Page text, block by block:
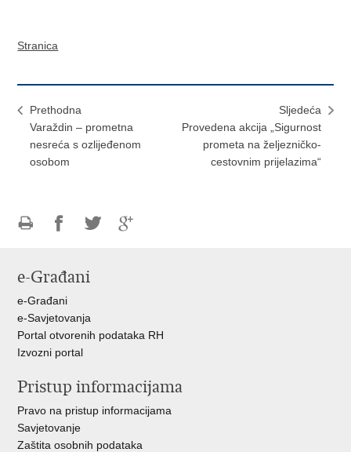
Stranica
Prethodna
Varaždin – prometna
nesreća s ozlijeđenom
osobom
Sljedeća
Provedena akcija „Sigurnost
prometa na željezničko-
cestovnim prijelazima“
FacebookuTwitteru
e-Građani
e-Građani
e-Savjetovanja
Portal otvorenih podataka RH
Izvozni portal
Pristup informacijama
Pravo na pristup informacijama
Savjetovanje
Zaštita osobnih podataka